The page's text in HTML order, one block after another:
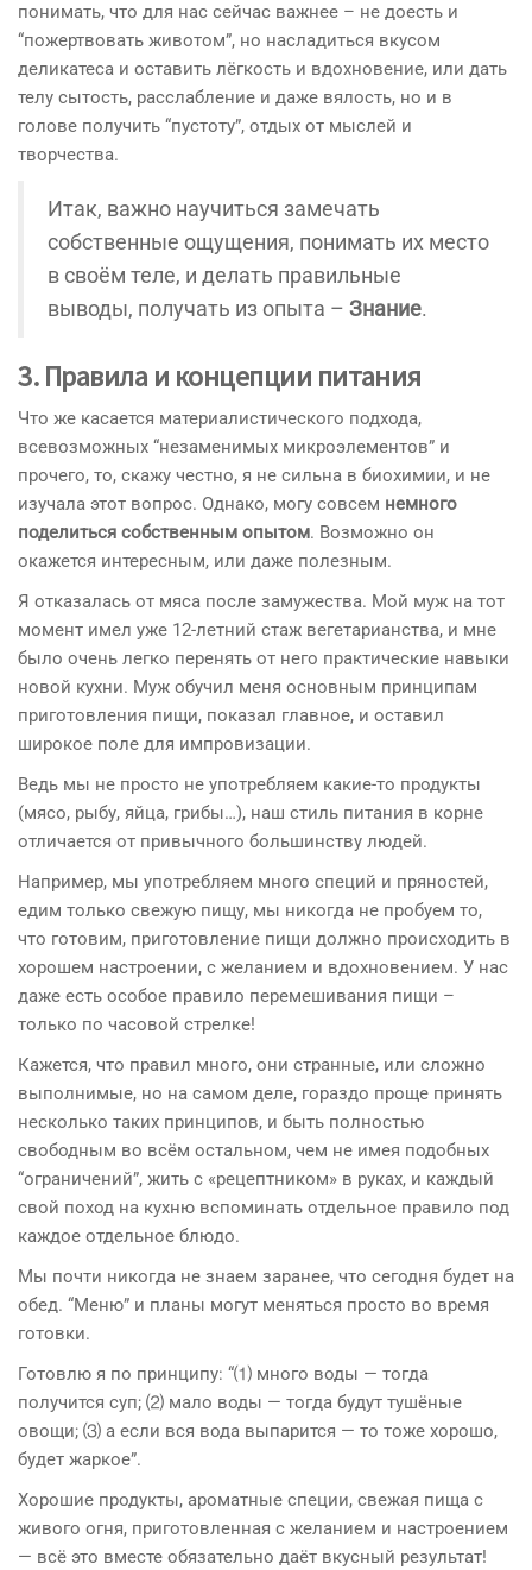
понимать, что для нас сейчас важнее – не доесть и
“пожертвовать животом”, но насладиться вкусом
деликатеса и оставить лёгкость и вдохновение, или дать
телу сытость, расслабление и даже вялость, но и в
голове получить “пустоту”, отдых от мыслей и
творчества.
Итак, важно научиться замечать
собственные ощущения, понимать их место
в своём теле, и делать правильные
выводы, получать из опыта – Знание.
3. Правила и концепции питания
Что же касается материалистического подхода,
всевозможных “незаменимых микроэлементов” и
прочего, то, скажу честно, я не сильна в биохимии, и не
изучала этот вопрос. Однако, могу совсем немного
поделиться собственным опытом. Возможно он
окажется интересным, или даже полезным.
Я отказалась от мяса после замужества. Мой муж на тот
момент имел уже 12-летний стаж вегетарианства, и мне
было очень легко перенять от него практические навыки
новой кухни. Муж обучил меня основным принципам
приготовления пищи, показал главное, и оставил
широкое поле для импровизации.
Ведь мы не просто не употребляем какие-то продукты
(мясо, рыбу, яйца, грибы…), наш стиль питания в корне
отличается от привычного большинству людей.
Например, мы употребляем много специй и пряностей,
едим только свежую пищу, мы никогда не пробуем то,
что готовим, приготовление пищи должно происходить в
хорошем настроении, с желанием и вдохновением. У нас
даже есть особое правило перемешивания пищи –
только по часовой стрелке!
Кажется, что правил много, они странные, или сложно
выполнимые, но на самом деле, гораздо проще принять
несколько таких принципов, и быть полностью
свободным во всём остальном, чем не имея подобных
“ограничений”, жить с «рецептником» в руках, и каждый
свой поход на кухню вспоминать отдельное правило под
каждое отдельное блюдо.
Мы почти никогда не знаем заранее, что сегодня будет на
обед. “Меню” и планы могут меняться просто во время
готовки.
Готовлю я по принципу: “⑴ много воды — тогда
получится суп; ⑵ мало воды — тогда будут тушёные
овощи; ⑶ а если вся вода выпарится — то тоже хорошо,
будет жаркое”.
Хорошие продукты, ароматные специи, свежая пища с
живого огня, приготовленная с желанием и настроением
— всё это вместе обязательно даёт вкусный результат!